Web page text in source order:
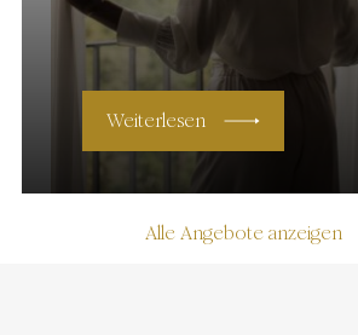
Weiterlesen
Alle Angebote anzeigen